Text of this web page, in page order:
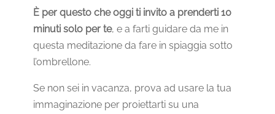
È per questo che oggi ti invito a prenderti 10
minuti solo per te, e a farti guidare da me in
questa meditazione da fare in spiaggia sotto
l’ombrellone.
Se non sei in vacanza, prova ad usare la tua
immaginazione per proiettarti su una